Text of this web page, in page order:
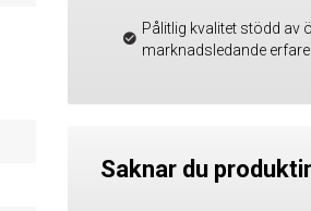
Pålitlig kvalitet stödd av
marknadsledande
Saknar du